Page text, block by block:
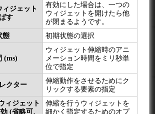
ィジェット
す
有効にした場合は、一つの
ウィジェットを開けたら他
が閉まるようです。
態
初期状態の選択
(ms)
ウィジェット伸縮時のアニ
メーション時間をミリ秒単
位で指定
クター
伸縮動作をさせるためにク
リックする要素の指定
ィジェット
(省略可、
伸縮を行うウィジェットを
細かく指定するためのオプ